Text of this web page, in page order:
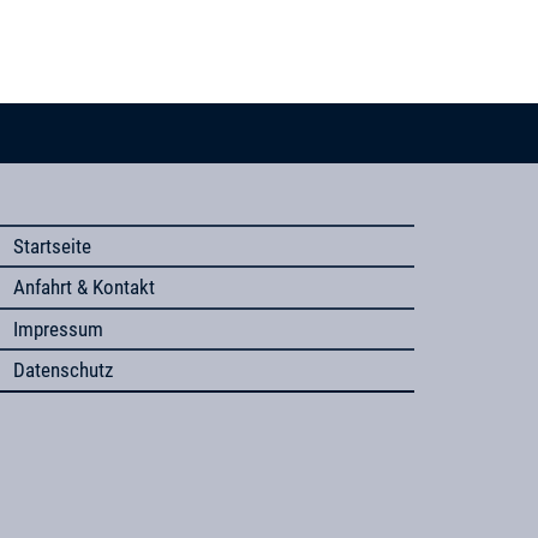
Startseite
Anfahrt & Kontakt
Impressum
Datenschutz